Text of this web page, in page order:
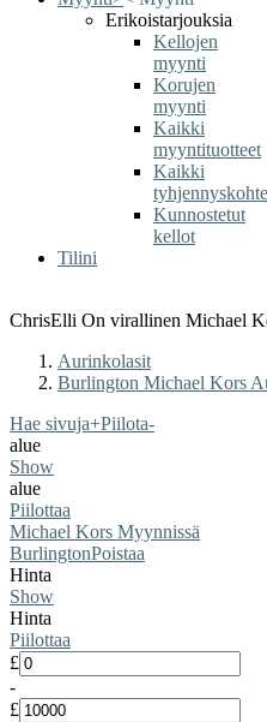
Erikoistarjouksia
Kellojen
myynti
Korujen
myynti
Kaikki
myyntituotteet
Kaikki
Kunnostetut
kellot
Tilini
ChrisElli On virallinen Michael
Aurinkolasit
Burlington Michael Kors
Hae sivuja+Piilota-
alue
Show
alue
Piilottaa
Michael Kors Myynnissä
BurlingtonPoistaa
Hinta
Show
Hinta
Piilottaa
£
-
£